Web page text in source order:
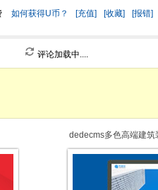
如何获得U币？ [充值] [收藏] [报错]
评论加载中....
dedecms多色高端建筑